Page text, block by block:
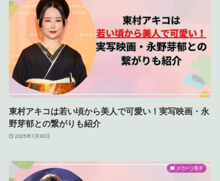
東村アキコは若い頃から美人で可愛い！実写映画・永
野芽郁との繋がりも紹介
2025年7月30日
スポーツ選手